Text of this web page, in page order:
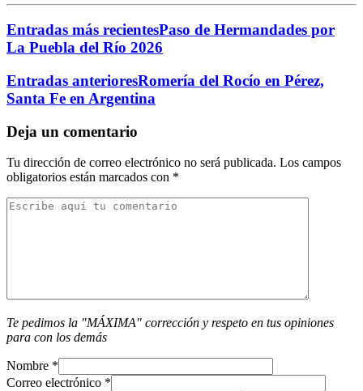
Entradas más recientesPaso de Hermandades por
La Puebla del Río 2026
Entradas anterioresRomería del Rocío en Pérez,
Santa Fe en Argentina
Deja un comentario
Tu dirección de correo electrónico no será publicada. Los campos
obligatorios están marcados con *
Te pedimos la "MÁXIMA" corrección y respeto en tus opiniones
para con los demás
Nombre *
Correo electrónico *